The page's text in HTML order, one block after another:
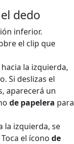
dedo
inferior.
el clip que
la izquierda,
Si deslizas el
aparecerá un
de papelera para
la izquierda, se
el ícono de